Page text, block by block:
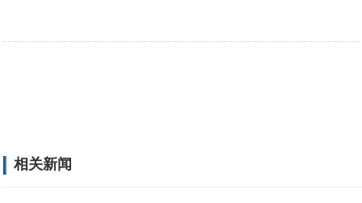
相关新闻